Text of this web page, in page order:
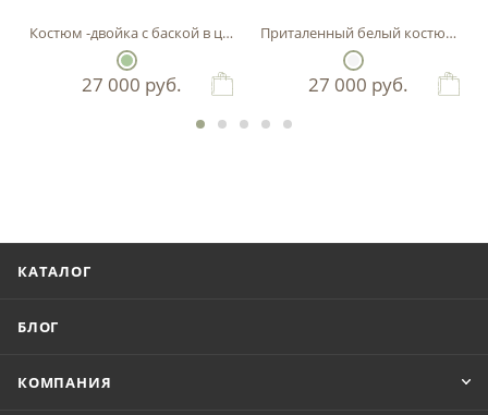
Костюм -двойка с баской в цвете фисташка
27 000 руб.
Приталенный белый костюм-
27 000 руб.
КАТАЛОГ
БЛОГ
КОМПАНИЯ